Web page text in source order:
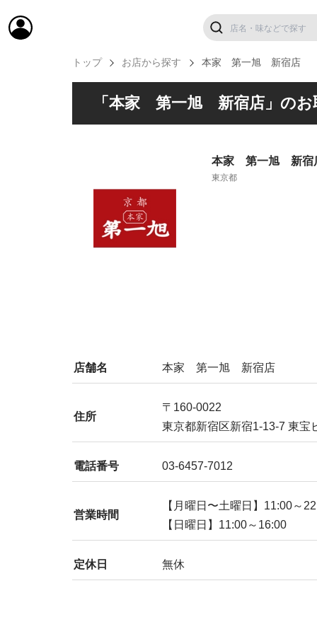
トップ お店から探す 本家 第一旭 新宿店
「本家 第一旭 新宿店」のお
本家 第一旭 新宿
東京都
店舗名 本家 第一旭 新宿店
住所
〒160-0022
東京都新宿区新宿1-13-7 東宝
電話番号 03-6457-7012
営業時間
【月曜日〜土曜日】11:00～
【日曜日】11:00～16:00
定休日 無休